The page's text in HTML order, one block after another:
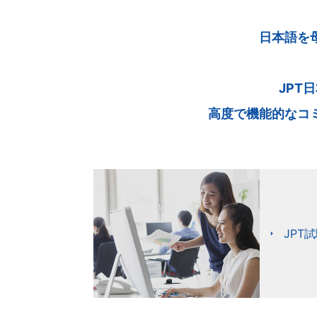
日本語を
JPT
高度で機能的なコ
JPT